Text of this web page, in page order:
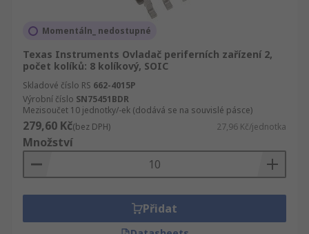
Momentáln_ nedostupné
Texas Instruments Ovladač periferních zařízení 2,
počet kolíků: 8 kolíkový, SOIC
Skladové číslo RS 662-4015P
Výrobní číslo SN75451BDR
Mezisoučet 10 jednotky/-ek (dodává se na souvislé pásce)
279,60 Kč(bez DPH) 27,96 Kč/jednotka
Množství
Přidat